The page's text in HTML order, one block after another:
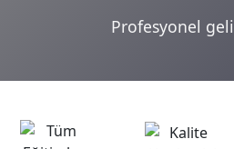
Profesyonel